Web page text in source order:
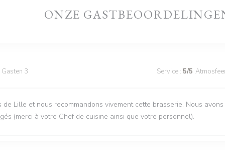
ONZE
3 Service : 5/5
de Lille et nous recommandons vivement cette brasserie. Nous
(merci à votre Chef de cuisine ainsi que votre personnel).